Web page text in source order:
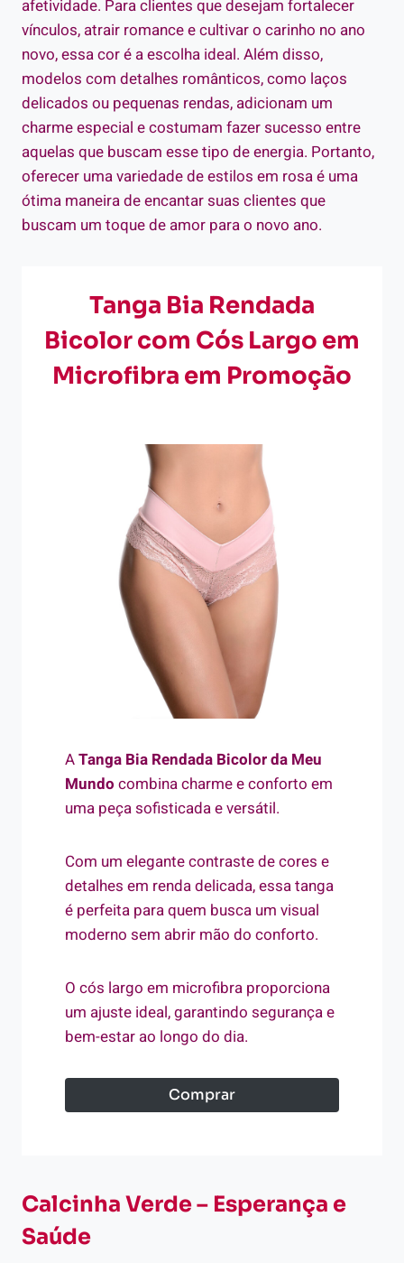
afetividade. Para clientes que desejam fortalecer
vínculos, atrair romance e cultivar o carinho no ano
novo, essa cor é a escolha ideal. Além disso,
modelos com detalhes românticos, como laços
delicados ou pequenas rendas, adicionam um
charme especial e costumam fazer sucesso entre
aquelas que buscam esse tipo de energia. Portanto,
oferecer uma variedade de estilos em rosa é uma
ótima maneira de encantar suas clientes que
buscam um toque de amor para o novo ano.
Tanga Bia Rendada
Bicolor com Cós Largo em
Microfibra em Promoção
ATanga Bia Rendada Bicolor da Meu
Mundo combina charme e conforto em
uma peça sofisticada e versátil.
Com um elegante contraste de cores e
detalhes em renda delicada, essa tanga
é perfeita para quem busca um visual
moderno sem abrir mão do conforto.
O cós largo em microfibra proporciona
um ajuste ideal, garantindo segurança e
bem-estar ao longo do dia.
Comprar
Calcinha Verde – Esperança e
Saúde